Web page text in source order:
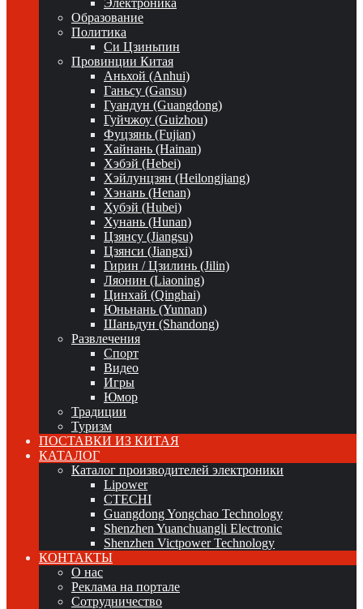
Электроника
Образование
Политика
Си Цзиньпин
Провинции Китая
Аньхой (Anhui)
Ганьсу (Gansu)
Гуандун (Guangdong)
Гуйчжоу (Guizhou)
Фуцзянь (Fujian)
Хайнань (Hainan)
Хэбэй (Hebei)
Хэйлунцзян (Heilongjiang)
Хэнань (Henan)
Хубэй (Hubei)
Хунань (Hunan)
Цзянсу (Jiangsu)
Цзянси (Jiangxi)
Гирин / Цзилинь (Jilin)
Ляонин (Liaoning)
Цинхай (Qinghai)
Юньнань (Yunnan)
Шаньдун (Shandong)
Развлечения
Спорт
Видео
Игры
Юмор
Традиции
Туризм
ПОСТАВКИ ИЗ КИТАЯ
КАТАЛОГ
Каталог производителей электроники
Lipower
CTECHI
Guangdong Yongchao Technology
Shenzhen Yuanchuangli Electronic
Shenzhen Victpower Technology
КОНТАКТЫ
О нас
Реклама на портале
Сотрудничество